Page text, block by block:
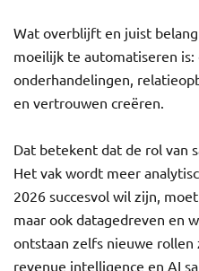
Wat overblijft en juist
moeilijk te automatiseren
onderhandelingen,
en vertrouwen creëren.
Dat betekent dat de rol van
Het vak wordt meer
2026 succesvol wil zijn,
maar ook datagedreven en
ontstaan zelfs nieuwe rollen
revenue intelligence en AI